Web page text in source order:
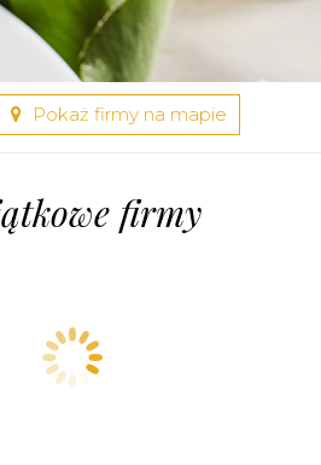
Pokaż firmy na mapie
firmy